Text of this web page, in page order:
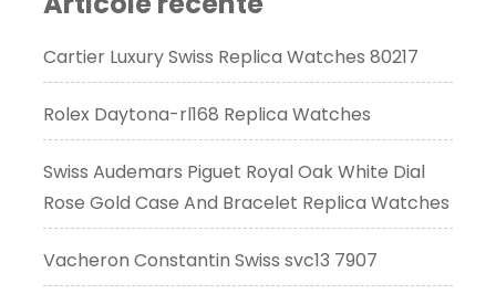
negru
curea
din
maro
închis
Cartier Luxury Swiss Replica Watches 80217
Rolex Daytona-rl168 Replica Watches
Swiss Audemars Piguet Royal Oak White Dial
Rose Gold Case And Bracelet Replica Watches
Vacheron Constantin Swiss svc13 7907